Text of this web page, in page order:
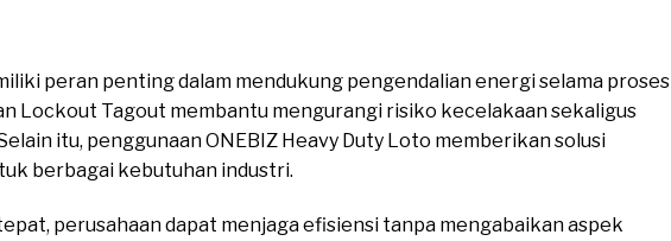
peran penting dalam mendukung pengendalian energi selama proses
Lockout Tagout membantu mengurangi risiko kecelakaan sekaligus
itu, penggunaan ONEBIZ Heavy Duty Loto memberikan solusi
berbagai kebutuhan industri.
perusahaan dapat menjaga efisiensi tanpa mengabaikan aspek